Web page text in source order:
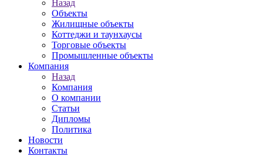
Назад
Объекты
Жилищные объекты
Коттеджи и таунхаусы
Торговые объекты
Промышленные объекты
Компания
Назад
Компания
О компании
Статьи
Дипломы
Политика
Новости
Контакты